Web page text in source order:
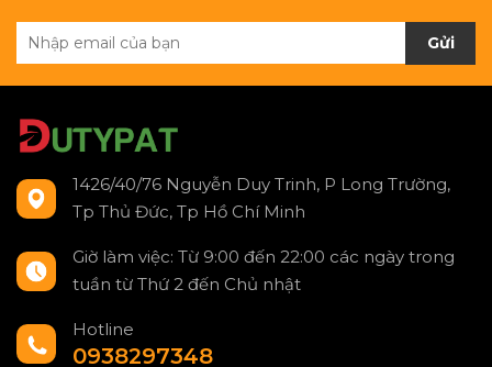
Gửi
1426/40/76 Nguyễn Duy Trinh, P Long Trường,
Tp Thủ Đức, Tp Hồ Chí Minh
Giờ làm việc: Từ 9:00 đến 22:00 các ngày trong
tuần từ Thứ 2 đến Chủ nhật
Hotline
0938297348